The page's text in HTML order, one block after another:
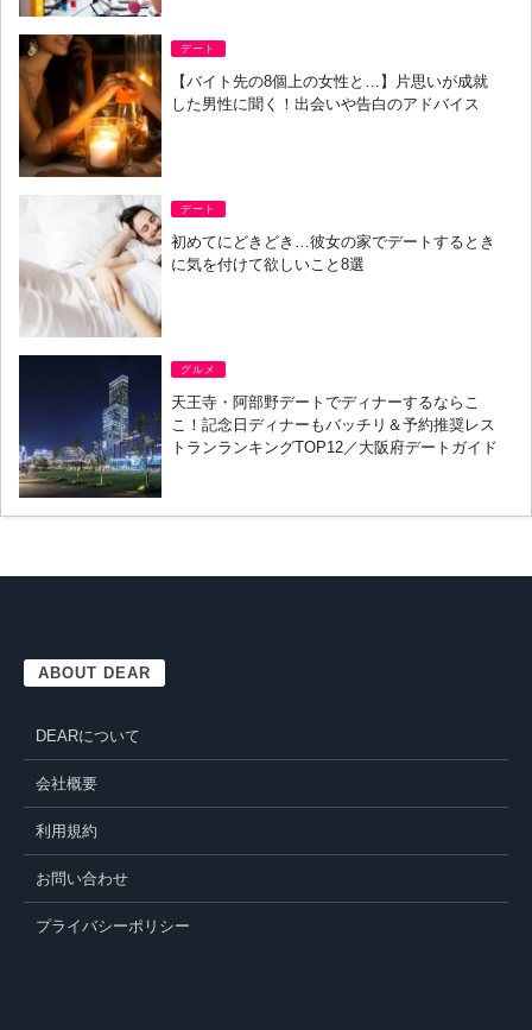
デート
【バイト先の8個上の女性と…】片思いが成就
した男性に聞く！出会いや告白のアドバイス
デート
初めてにどきどき…彼女の家でデートするとき
に気を付けて欲しいこと8選
グルメ
天王寺・阿部野デートでディナーするならこ
こ！記念日ディナーもバッチリ＆予約推奨レス
トランランキングTOP12／大阪府デートガイド
ABOUT DEAR
DEARについて
会社概要
利用規約
お問い合わせ
プライバシーポリシー